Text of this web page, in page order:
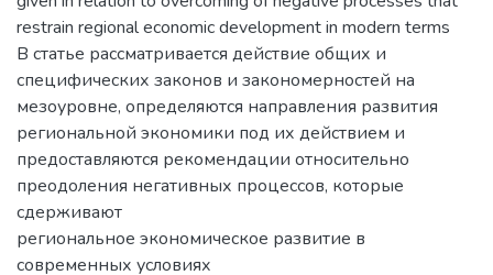
restrain regional economic development in modern terms
В статье рассматривается действие общих и
специфических законов и закономерностей на
мезоуровне, определяются направления развития
региональной экономики под их действием и
предоставляются рекомендации относительно
преодоления негативных процессов, которые
сдерживают
региональное экономическое развитие в
современных условиях